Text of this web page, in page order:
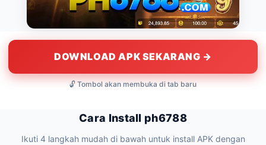
DOWNLOAD APK SEKARANG →
🔓 Tombol akan membuka di tab baru
Cara Install ph6788
Ikuti 4 langkah mudah di bawah untuk install APK dengan